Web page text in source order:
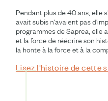
Pendant plus de 40 ans, elle
avait subis n'avaient pas
programmes de Saprea, elle
et la force de réécrire son
la honte à la force et à la
Lisez l'histoire de cette